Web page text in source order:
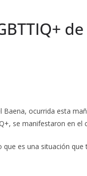
ocurrida esta
se manifestaron en el
que es una situación